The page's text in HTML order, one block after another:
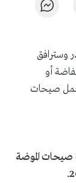
وسترافق
أو
صيحات
الموضة